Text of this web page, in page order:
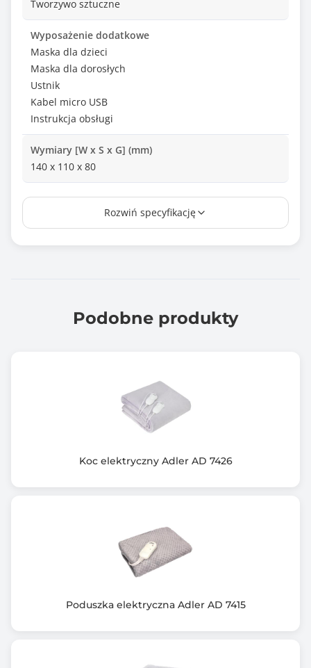
Tworzywo sztuczne
Wyposażenie dodatkowe
Maska dla dzieci
Maska dla dorosłych
Ustnik
Kabel micro USB
Instrukcja obsługi
Wymiary [W x S x G] (mm)
140 x 110 x 80
Waga (g)
Zawiera baterię / akumulator
Zasilanie: 2 baterie alkaliczne AA (brak w zestawie)
zasilacz (brak w zestawie): - napięcie 5 V, prąd 1 A
Temperatura leku: ~60°C
Hałas roboczy: <50 dB (w odległości ok. 1 m)
Wielkość cząstek: udział cząstek mgły o średnicy <5
MMAD: <5 um
Stopień ochrony: IP22
Temperatura i wilgotność przechowywania: od -20 do
wilgotność względna: <93%
Rozwiń specyfikację
Podobne produkty
Koc elektryczny Adler AD 7426
Poduszka elektryczna Adler AD 7415